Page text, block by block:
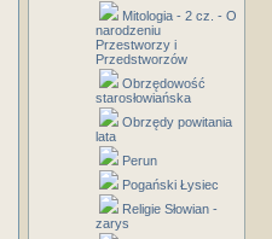
Mitologia - 2 cz. - O
narodzeniu
Przestworzy i
Przedstworzów
Obrzędowość
starosłowiańska
Obrzędy powitania
lata
Perun
Pogański Łysiec
Religie Słowian -
zarys